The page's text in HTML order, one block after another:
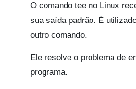
O comando tee no Linux
sua saída padrão. É
outro comando.
Ele resolve o problema de
programa.